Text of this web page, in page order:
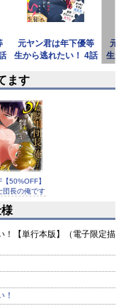
る後輩・守谷が入学
…。
する神崎。
懐かれてしまい…!?
くなりたい後輩。
ブ、その行方は――!?
の《番外編19P》
元ヤン君は年下優等
生から逃れたい！ 4話
元
生か
ます
【50%OFF】
団長の俺です
宇佐美くん
！【単行本版】（電子限定描
！